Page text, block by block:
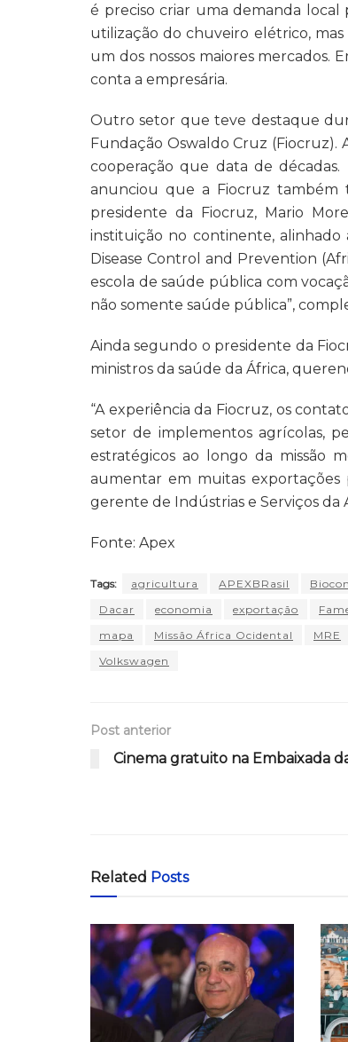
é preciso criar uma demanda local
utilização do chuveiro elétrico,
um dos nossos maiores mercados.
conta a empresária.
Outro setor que teve destaque
Fundação Oswaldo Cruz
cooperação que data de
anunciou que a Fiocruz também
presidente da Fiocruz, Mario
instituição no continente, alinhado
Disease Control and Prevention
escola de saúde pública com
não somente saúde pública”,
Ainda segundo o presidente da
ministros da saúde da África,
“A experiência da Fiocruz, os
setor de implementos agrícolas,
estratégicos ao longo da missão
aumentar em muitas exportações
gerente de Indústrias e Serviços da
Fonte: Apex
Tags: agricultura APEXBRasil
Dacar
economia exportação
mapa
Missão África Ocidental MRE
Volkswagen
Post anterior
Cinema gratuito na Embaixada
Related Posts